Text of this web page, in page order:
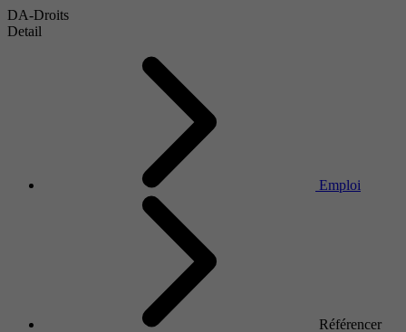
DA-Droits
Detail
Emploi
Référencer